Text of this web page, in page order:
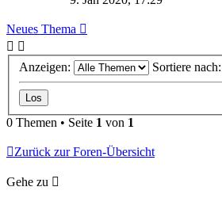
Neues Thema
Anzeigen: Sortiere nach:
0 Themen • Seite 1 von 1
Zurück zur Foren-Übersicht
Gehe zu